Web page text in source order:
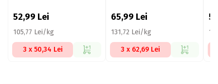
52,99 Lei
105,77 Lei/kg
3 x 50,34 Lei
65,99 Lei
131,72 Lei/kg
3 x 62,69 Lei